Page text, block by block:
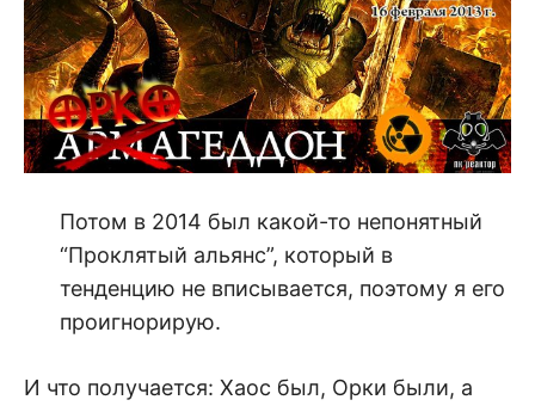
Потом в 2014 был какой-то непонятный
“Проклятый альянс”, который в
тенденцию не вписывается, поэтому я его
проигнорирую.
И что получается: Хаос был, Орки были, а